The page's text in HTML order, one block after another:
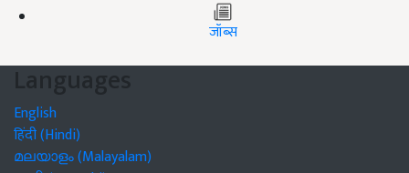
जॉब्स
Languages
English
हिंदी (Hindi)
മലയാളം (Malayalam)